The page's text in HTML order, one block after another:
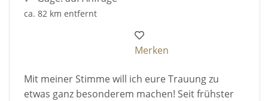
ca. 82 km entfernt
Merken
Mit meiner Stimme will ich eure Trauung zu
etwas ganz besonderem machen! Seit frühster